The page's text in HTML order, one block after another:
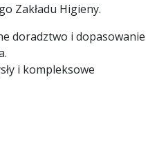
Zakładu Higieny.
doradztwo i dopasowanie
i kompleksowe